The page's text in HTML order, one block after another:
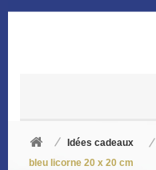
Idées cadeaux
bleu licorne 20 x 20 cm